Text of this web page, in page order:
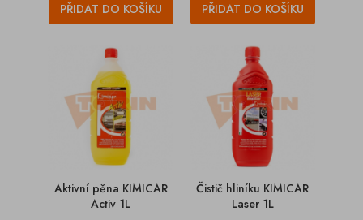
PŘIDAT DO KOŠÍKU PŘIDAT DO KOŠÍKU
Aktivní pěna KIMICAR
Activ 1L
Čistič hliníku KIMICAR
Laser 1L